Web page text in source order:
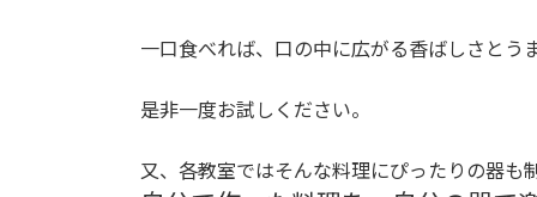
一口食べれば、口の中に広がる香ばしさとう
是非一度お試しください。
又、各教室ではそんな料理にぴったりの器も